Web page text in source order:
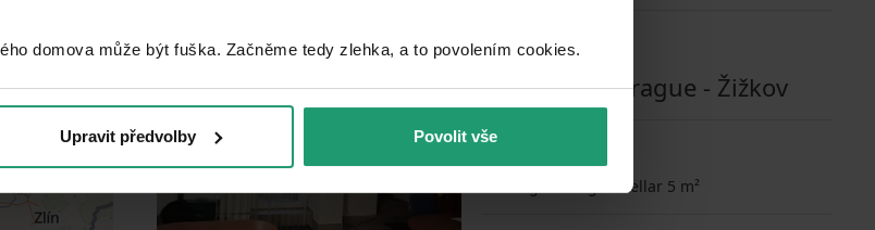
domova může být fuška. Začněme tedy zlehka, a to povolením cookies.​
Upravit předvolby Povolit vše
OFFICE FOR SALE
Křišťanova, Prague - Žižkov
Parking • Garage • Cellar 5 m²